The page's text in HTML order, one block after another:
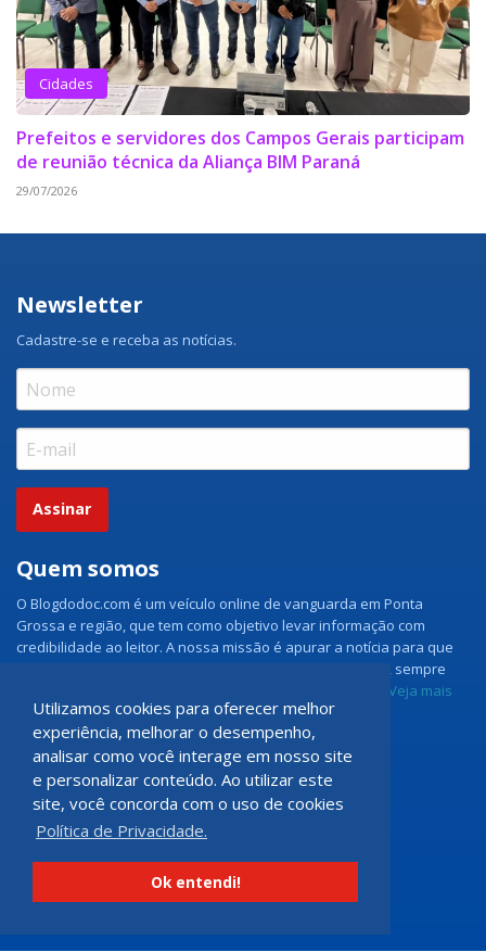
Utilizamos cookies para oferecer melhor
experiência, melhorar o desempenho,
analisar como você interage em nosso site
e personalizar conteúdo. Ao utilizar este
site, você concorda com o uso de cookies
Política de Privacidade.
Ok entendi!
Cidades
Prefeitos e servidores dos Campos Gerais participam
de reunião técnica da Aliança BIM Paraná
29/07/2026
Newsletter
Cadastre-se e receba as notícias.
Assinar
Quem somos
O Blogdodoc.com é um veículo online de vanguarda em Ponta
Grossa e região, que tem como objetivo levar informação com
credibilidade ao leitor. A nossa missão é apurar a notícia para que
nossos leitores tenham acesso aos fatos como eles são, sempre
Veja mais
Grupo Doc.com
Rua Rio de Janeiro, 150 - Sala 102
CEP: 84070-060 - Nova Rússia
Ponta Grossa \ PR